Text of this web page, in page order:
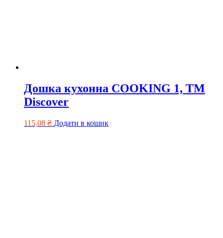
Дошка кухонна COOKING 1, TM
Discover
115,08 ₴ Додати в кошик